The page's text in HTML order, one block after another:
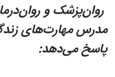
روان‌پزشک و
مدرس مهارت‌های
پاسخ می‌دهد: